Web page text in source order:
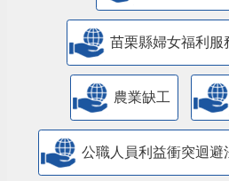
苗栗縣婦女福利服
農業缺工
公職人員利益衝突迴避